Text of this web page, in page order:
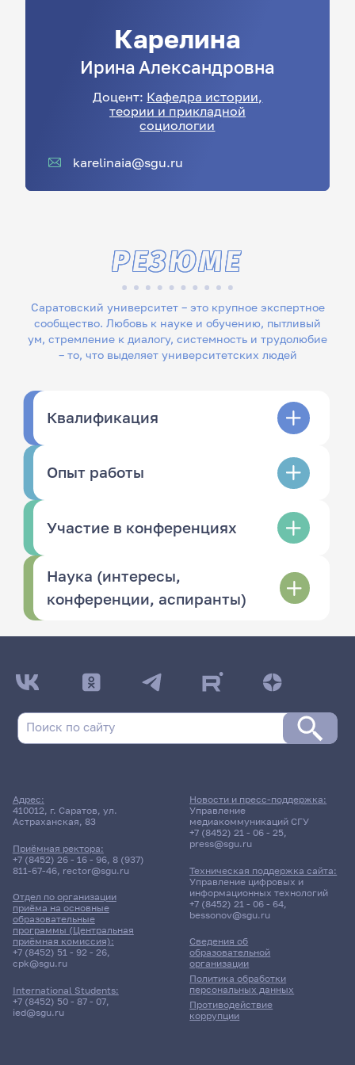
Карелина
Ирина Александровна
Доцент: Кафедра истории,
теории и прикладной
социологии
karelinaia@sgu.ru
Саратовский университет – это крупное экспертное
сообщество. Любовь к науке и обучению, пытливый
ум, стремление к диалогу, системность и трудолюбие
– то, что выделяет университетских людей
РЕЗЮМЕ
Квалификация
Опыт работы
Участие в конференциях
Наука (интересы,
конференции, аспиранты)
Адрес:
410012, г. Саратов, ул.
Астраханская, 83
Приёмная ректора:
+7 (8452) 26 - 16 - 96, 8 (937)
811-67-46, rector@sgu.ru
Отдел по организации
приёма на основные
образовательные
программы (Центральная
приёмная комиссия):
+7 (8452) 51 - 92 - 26,
cpk@sgu.ru
International Students:
+7 (8452) 50 - 87 - 07,
ied@sgu.ru
Сведения об
образовательной
организации
Политика обработки
персональных данных
Противодействие
коррупции
Новости и пресс-поддержка:
Управление
медиакоммуникаций СГУ
+7 (8452) 21 - 06 - 25,
press@sgu.ru
Техническая поддержка сайта:
Управление цифровых и
информационных технологий
+7 (8452) 21 - 06 - 64,
bessonov@sgu.ru